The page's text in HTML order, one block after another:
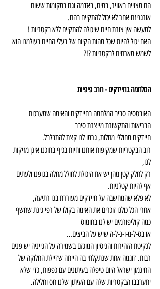
הם מצויים באוויר, במים, באדמה וגם במקומות ששום
אורגניזם אחר לא יכול להתקיים בהם.
למעשה אין צורת חיים שיכולה להתקיים ללא בקטריות !
האם יכול להיות שכל מהות הקיום של בעלי החיים בעולמנו הוא
לשמש מארחים לבקטריות ?!?
המלחמה בחיידקים - חרב פיפיות
האובססיה סביב המלחמה בחיידקים והאימה שמערכות
הבריאות והתקשורת מייצרת סיבב
חיידקים מחוללי מחלות, גרמו לנו קצת להתבלבל.
רוב הבקטריות שמקיפות אותנו וחיות בכיף בתוכנו אינן מזיקות
לנו,
רק לחלק קטן מהן יש את היכולת לחולל מחלה בגופנו ולעתים
אף להיות קטלניות.
לא פלא שהמחשבה על חיידקים מעוררת בנו רתיעה,
אחרי הכל כולנו זוכרים את האימה בקולו של רפי גינת שחשף
כמה קוליפורמים יש לנו בחומוס
או בס-ל-מ-ו-נ-ל-ה שיש על הביצים…
לנקיטת הזהירות והניסיון המוגזם בשמירה על הגייניה יש פנים
רבות. דוגמה אחת שנתקלתי בה הייתה שדיילת החלוקה של
החינמון ישראל היום טיפלה בעיתונים עם כפפות, כדי שלא
יתערבבו הבקטריות שלה עם העיתון שלנו חס וחלילה.